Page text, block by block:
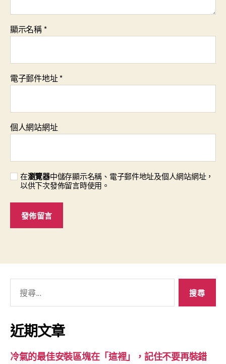
顯示名稱*
電子郵件地址*
個人網站網址
在瀏覽器中儲存顯示名稱、電子郵件地址及個人網站網址，
以供下次發佈留言時使用。
鍵
字:
近期文章
冷氣的最佳安裝區塊在「這裡」，記住不要再裝錯